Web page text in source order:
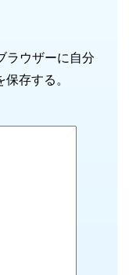
ラウザーに自分
存する。